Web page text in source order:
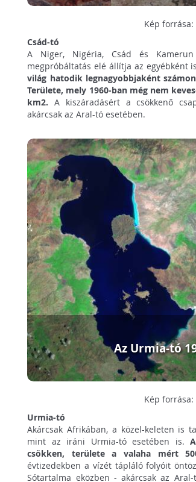
Kép forrása:
Csád-tó
A Niger, Nigéria, Csád és
megpróbáltatás elé állítja az egyébként
világ hatodik legnagyobbjaként
Területe, mely 1960-ban még nem
km2. A kiszáradásért a csökkenő
akárcsak az Aral-tó esetében.
Az Urmia-tó
Kép forrása:
Urmia-tó
Akárcsak Afrikában, a közel-keleten is
mint az iráni Urmia-tó esetében is.
csökken, területe a valaha mért
évtizedekben a vízét tápláló folyóit
Sótartalma eközben - akárcsak az